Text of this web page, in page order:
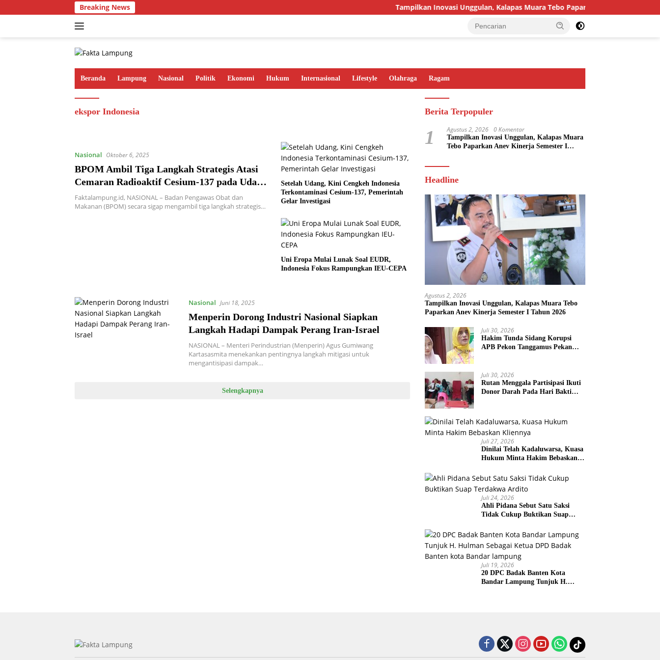
ke
Breaking News Tampilkan Inovasi Unggulan, Kalapas Muara Tebo Paparkan Anev Kinerja
Beranda Lampung Nasional Politik Ekonomi Hukum Internasional Lifestyle Olahraga Ragam
ekspor Indonesia
Nasional Oktober 6, 2025
BPOM Ambil Tiga Langkah Strategis Atasi
Cemaran Radioaktif Cesium-137 pada Udang
dan Cengkeh
Faktalampung.id, NASIONAL – Badan Pengawas Obat dan
Makanan (BPOM) secara sigap mengambil tiga langkah strategis…
Setelah Udang, Kini Cengkeh Indonesia
Terkontaminasi Cesium-137, Pemerintah
Gelar Investigasi
Uni Eropa Mulai Lunak Soal EUDR,
Indonesia Fokus Rampungkan IEU-CEPA
Nasional Juni 18, 2025
Menperin Dorong Industri Nasional Siapkan
Langkah Hadapi Dampak Perang Iran-Israel
NASIONAL – Menteri Perindustrian (Menperin) Agus Gumiwang
Kartasasmita menekankan pentingnya langkah mitigasi untuk
mengantisipasi dampak…
Selengkapnya
Berita Terpopuler
1 Agustus 2, 2026 0 Komentar
Tampilkan Inovasi Unggulan, Kalapas Muara
Tebo Paparkan Anev Kinerja Semester I
Headline
Agustus 2, 2026
Tampilkan Inovasi Unggulan, Kalapas Muara Tebo
Paparkan Anev Kinerja Semester I Tahun 2026
Juli 30, 2026
Hakim Tunda Sidang Korupsi
APB Pekon Tanggamus Pekan
Juli 30, 2026
Rutan Menggala Partisipasi Ikuti
Donor Darah Pada Hari Bakti
Juli 27, 2026
Dinilai Telah Kadaluwarsa, Kuasa
Hukum Minta Hakim Bebaskan
Juli 24, 2026
Ahli Pidana Sebut Satu Saksi
Tidak Cukup Buktikan Suap
Juli 19, 2026
20 DPC Badak Banten Kota
Bandar Lampung Tunjuk H.